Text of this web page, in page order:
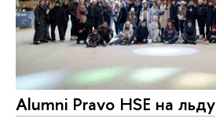
Alumni Pravo HSE на льду